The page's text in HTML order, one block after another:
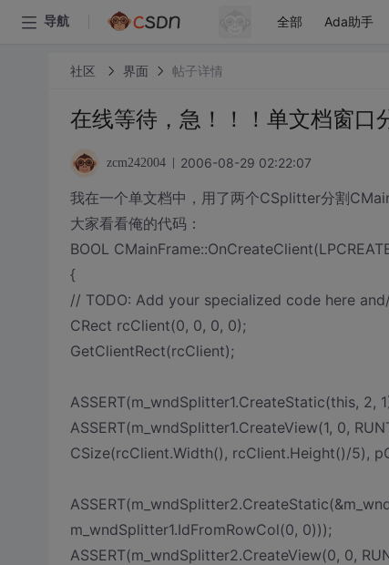
导航 全部 Ada助手
社区 界面 帖子详情
在线等待，急！！！单文档窗口
zcm242004 2006-08-29 02:22:07
我在一个单文档中，用了两个CSplitter分割
大家看看俺的代码：
BOOL
{
// TODO: Add your specialized code here
CRect rcClient(0, 0, 0, 0);
GetClientRect(rcClient);
ASSERT(m_wndSplitter1.CreateStatic(this, 2,
ASSERT(m_wndSplitter1.CreateView(1, 0,
CSize(rcClient.Width(), rcClient.Height()/5),
m_wndSplitter1.IdFromRowCol(0, 0)));
ASSERT(m_wndSplitter2.CreateView(0, 0,